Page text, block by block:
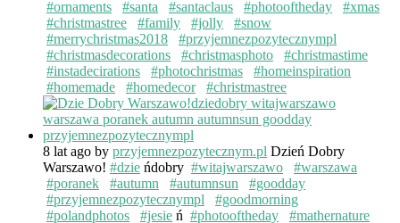
#ornaments
#santa #santaclaus #photooftheday
#xmas
#christmastree
#family #jolly
#snow
#merrychristmas2018
#przyjemnezpozytecznympl
#christmasdecorations
#christmasphoto
#christmastime
#instadecirations
#photochristmas
#homeinspiration
#homemade
#homedecor #christmastree
8 lat ago by przyjemnezpozytecznym.pl Dzień Dobry
Warszawo! #dzie ńdobry #witajwarszawo
#warszawa
#poranek
#autumn #autumnsun
#goodday
#przyjemnezpozytecznympl
#goodmorning
#polandphotos
#jesie ń #photooftheday
#mathernature